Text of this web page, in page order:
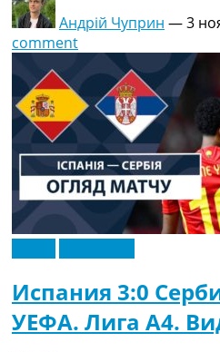
Андрій Чуприн —3
comment
Испания 3:0
УЕФА. Лига A4.